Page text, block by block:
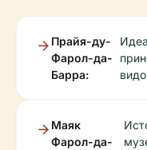
Прайя-ду-
Фарол-да-
Барра:
Маяк
Фарол-да-